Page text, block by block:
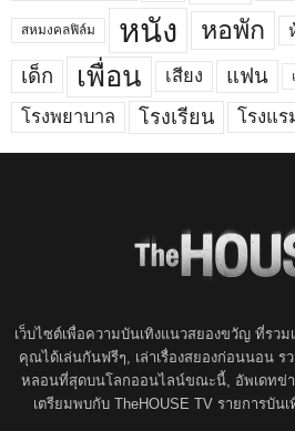
สหมงคลฟิล์ม หนัง หอพัก
เด็ก
เพื่อน เสียง แฟน
โรงพยาบาล โรงเรียน โรงแร
เว็บไซต์เพื่อความบันเทิงแนวสยองขวัญ ที่รวม
คุณได้เล่นกันฟรีๆ, เล่าเรื่องสยองก่อนนอน ร
หลอนที่สุดบนโลกออนไลน์ขณะนี้, อัพเดทข่า
เตรียมพบกับ TheHOUSE TV รายการบัน